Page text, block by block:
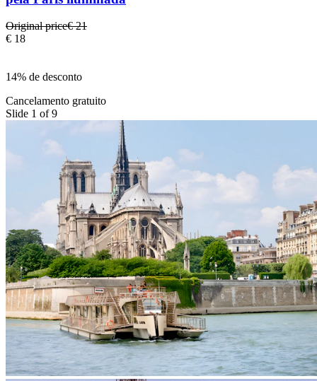
Original price€ 21
€ 18
14% de desconto
Cancelamento gratuito
Slide 1 of 9